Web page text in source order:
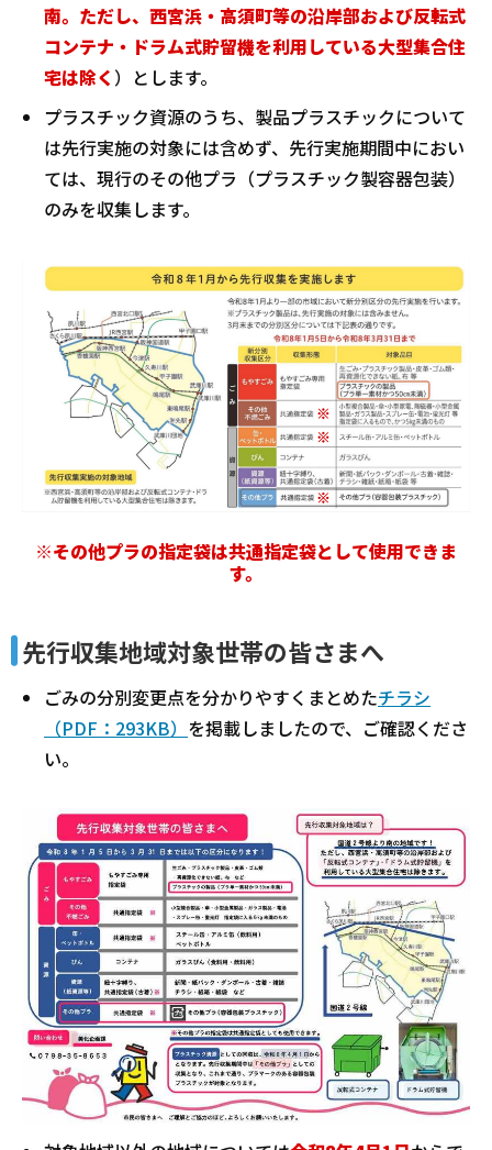
南。ただし、西宮浜・高須町等の沿岸部および反転式
コンテナ・ドラム式貯留機を利用している大型集合住
宅は除く ）とします。
プラスチック資源のうち、製品プラスチックについて
は先行実施の対象には含めず、先行実施期間中におい
ては、現行のその他プラ（プラスチック製容器包装）
のみを収集します。
※その他プラの指定袋は共通指定袋として使用できま
す。
先行収集地域対象世帯の皆さまへ
ごみの分別変更点を分かりやすくまとめたチラシ
（PDF：293KB） を掲載しましたので、ご確認くださ
い。